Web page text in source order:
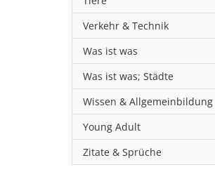
Verkehr & Technik
Was ist was
Was ist was; Städte
Wissen & Allgemeinbildung
Young Adult
Zitate & Sprüche